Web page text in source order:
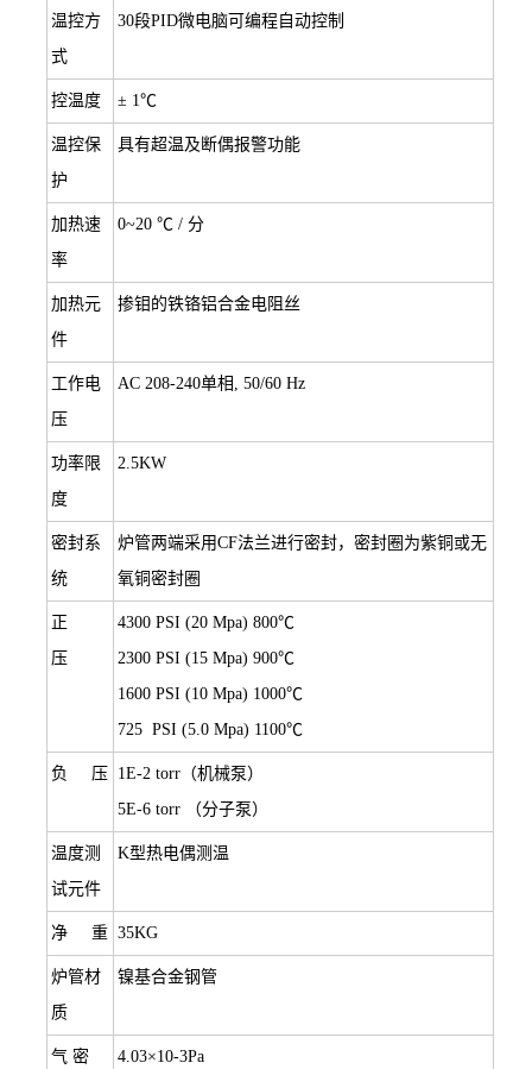
温控方
式
30段PID微电脑可编程自动控制
控温度 ± 1℃
温控保
护
具有超温及断偶报警功能
加热速
率
0~20 ℃ / 分
加热元
件
掺钼的铁铬铝合金电阻丝
工作电
压
AC 208-240单相, 50/60 Hz
功率限
度
2.5KW
密封系
统
炉管两端采用CF法兰进行密封，密封圈为紫铜或无
氧铜密封圈
正
压
4300 PSI (20 Mpa) 800℃
2300 PSI (15 Mpa) 900℃
1600 PSI (10 Mpa) 1000℃
725 PSI (5.0 Mpa) 1100℃
负 压
1E-2 torr（机械泵）
5E-6 torr （分子泵）
温度测
试元件
K型热电偶测温
净 重 35KG
炉管材
质
镍基合金钢管
气 密
4.03×10-3Pa